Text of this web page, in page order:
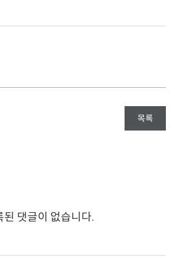
목록
된 댓글이 없습니다.